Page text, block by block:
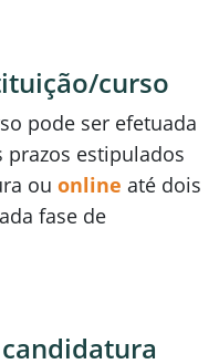
curso
pode ser efetuada
estipulados
ou online até dois
fase de